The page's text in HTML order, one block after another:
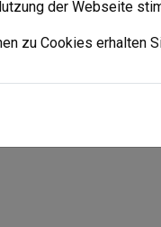
der Webseite
zu Cookies erhalten